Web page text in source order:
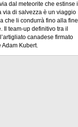
dal meteorite che estinse i
via di salvezza è un viaggio
che li condurrà fino alla fine
Il team-up definitivo tra il
canadese firmato
Adam Kubert.